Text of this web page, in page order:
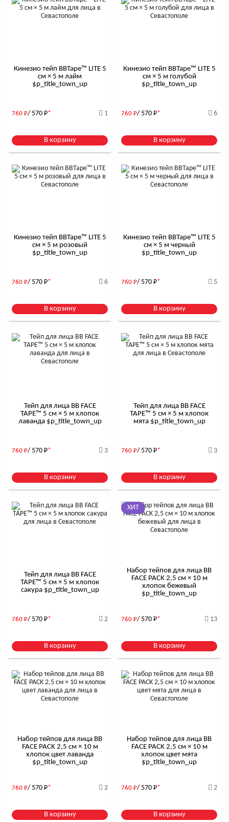
Кинезио тейп BBTape™ LITE 5
см × 5 м лайм
$р_title_town_up
760 Р/ 570 Р* 1
В корзину
Кинезио тейп BBTape™ LITE 5
см × 5 м голубой
$р_title_town_up
760 Р/ 570 Р* 6
В корзину
Кинезио тейп BBTape™ LITE 5
см × 5 м розовый
$р_title_town_up
760 Р/ 570 Р* 6
В корзину
Кинезио тейп BBTape™ LITE 5
см × 5 м черный
$р_title_town_up
760 Р/ 570 Р* 5
В корзину
Тейп для лица BB FACE
TAPE™ 5 см × 5 м хлопок
лаванда $р_title_town_up
760 Р/ 570 Р* 3
В корзину
Тейп для лица BB FACE
TAPE™ 5 см × 5 м хлопок
мята $р_title_town_up
760 Р/ 570 Р* 3
В корзину
Тейп для лица BB FACE
TAPE™ 5 см × 5 м хлопок
сакура $р_title_town_up
760 Р/ 570 Р* 2
В корзину
ХИТ
Набор тейпов для лица BB
FACE PACK 2,5 см × 10 м
хлопок бежевый
$р_title_town_up
760 Р/ 570 Р* 13
В корзину
Набор тейпов для лица BB
FACE PACK 2,5 см × 10 м
хлопок цвет лаванда
$р_title_town_up
760 Р/ 570 Р* 2
В корзину
Набор тейпов для лица BB
FACE PACK 2,5 см × 10 м
хлопок цвет мята
$р_title_town_up
760 Р/ 570 Р* 2
В корзину